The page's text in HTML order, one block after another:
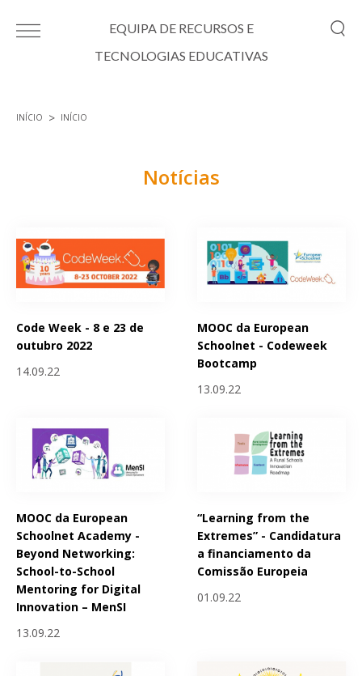
EQUIPA DE RECURSOS E
TECNOLOGIAS EDUCATIVAS
INÍCIO INÍCIO
Notícias
Code Week - 8 e 23 de
outubro 2022
14.09.22
MOOC da European
Schoolnet - Codeweek
Bootcamp
13.09.22
MOOC da European
Schoolnet Academy -
Beyond Networking:
School-to-School
Mentoring for Digital
Innovation – MenSI
13.09.22
“Learning from the
Extremes” - Candidatura
a financiamento da
Comissão Europeia
01.09.22
Páginas